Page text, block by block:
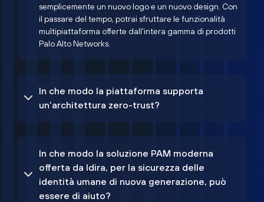
semplicemente un nuovo logo e un nuovo design. Con
il passare del tempo, potrai sfruttare le funzionalità
multipiattaforma offerte dall'intera gamma di prodotti
Palo Alto Networks.
In che modo la piattaforma supporta
un'architettura zero-trust?
In che modo la soluzione PAM moderna
offerta da Idira, per la sicurezza delle
identità umane di nuova generazione, può
essere di aiuto?